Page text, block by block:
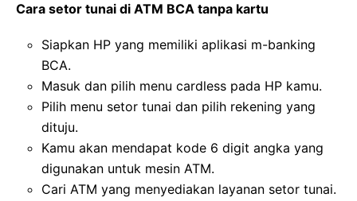
Cara setor tunai di ATM BCA tanpa kartu
Siapkan HP yang memiliki aplikasi m-banking
BCA.
Masuk dan pilih menu cardless pada HP kamu.
Pilih menu setor tunai dan pilih rekening yang
dituju.
Kamu akan mendapat kode 6 digit angka yang
digunakan untuk mesin ATM.
Cari ATM yang menyediakan layanan setor tunai.